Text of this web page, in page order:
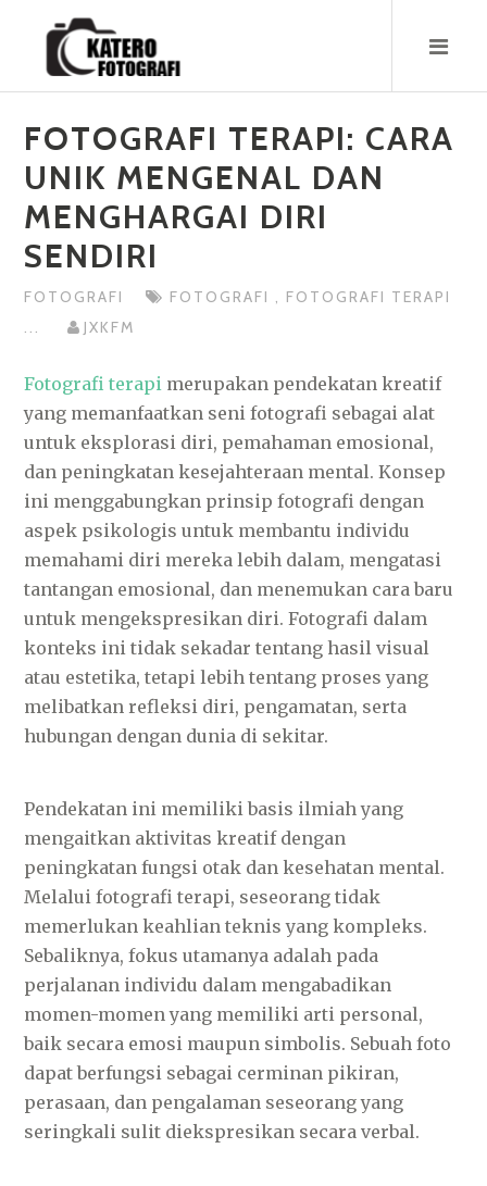
content
FOTOGRAFI TERAPI: CARA
UNIK MENGENAL DAN
MENGHARGAI DIRI
SENDIRI
FOTOGRAFI FOTOGRAFI , FOTOGRAFI TERAPI
...
JXKFM
Fotografi terapi merupakan pendekatan kreatif
yang memanfaatkan seni fotografi sebagai alat
untuk eksplorasi diri, pemahaman emosional,
dan peningkatan kesejahteraan mental. Konsep
ini menggabungkan prinsip fotografi dengan
aspek psikologis untuk membantu individu
memahami diri mereka lebih dalam, mengatasi
tantangan emosional, dan menemukan cara baru
untuk mengekspresikan diri. Fotografi dalam
konteks ini tidak sekadar tentang hasil visual
atau estetika, tetapi lebih tentang proses yang
melibatkan refleksi diri, pengamatan, serta
hubungan dengan dunia di sekitar.
Pendekatan ini memiliki basis ilmiah yang
mengaitkan aktivitas kreatif dengan
peningkatan fungsi otak dan kesehatan mental.
Melalui fotografi terapi, seseorang tidak
memerlukan keahlian teknis yang kompleks.
Sebaliknya, fokus utamanya adalah pada
perjalanan individu dalam mengabadikan
momen-momen yang memiliki arti personal,
baik secara emosi maupun simbolis. Sebuah foto
dapat berfungsi sebagai cerminan pikiran,
perasaan, dan pengalaman seseorang yang
seringkali sulit diekspresikan secara verbal.